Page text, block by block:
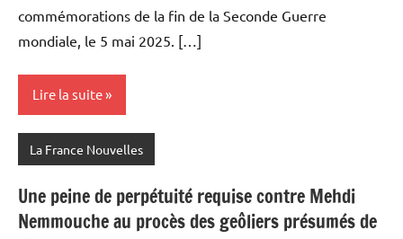
commémorations de la fin de la Seconde Guerre
mondiale, le 5 mai 2025. […]
Lire la suite
La France Nouvelles
Une peine de perpétuité requise contre Mehdi
Nemmouche au procès des geôliers présumés de